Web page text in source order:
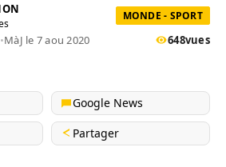
MONDE - SPORT
•MàJ le 7 aou 2020 648vues
Google News
Partager